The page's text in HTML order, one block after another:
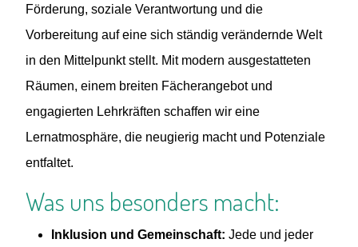
Förderung, soziale Verantwortung und die
Vorbereitung auf eine sich ständig verändernde Welt
in den Mittelpunkt stellt. Mit modern ausgestatteten
Räumen, einem breiten Fächerangebot und
engagierten Lehrkräften schaffen wir eine
Lernatmosphäre, die neugierig macht und Potenziale
entfaltet.
Was uns besonders macht:
Inklusion und Gemeinschaft: Jede und jeder